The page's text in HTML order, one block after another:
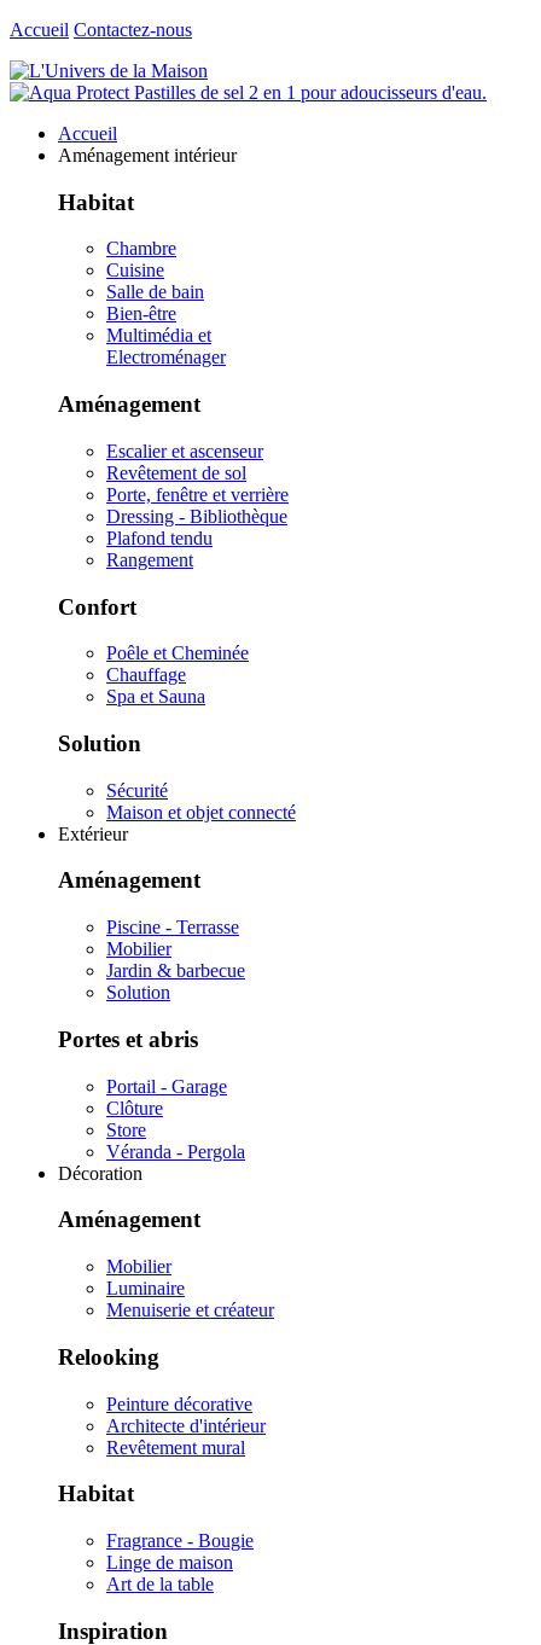
Accueil Contactez-nous
Accueil
Aménagement intérieur
Habitat
Chambre
Cuisine
Salle de bain
Bien-être
Multimédia et
Electroménager
Aménagement
Escalier et ascenseur
Revêtement de sol
Porte, fenêtre et verrière
Dressing - Bibliothèque
Plafond tendu
Rangement
Confort
Poêle et Cheminée
Chauffage
Spa et Sauna
Solution
Sécurité
Maison et objet connecté
Extérieur
Aménagement
Piscine - Terrasse
Mobilier
Jardin & barbecue
Solution
Portes et abris
Portail - Garage
Clôture
Store
Véranda - Pergola
Décoration
Aménagement
Mobilier
Luminaire
Menuiserie et créateur
Relooking
Peinture décorative
Architecte d'intérieur
Revêtement mural
Habitat
Fragrance - Bougie
Linge de maison
Art de la table
Inspiration